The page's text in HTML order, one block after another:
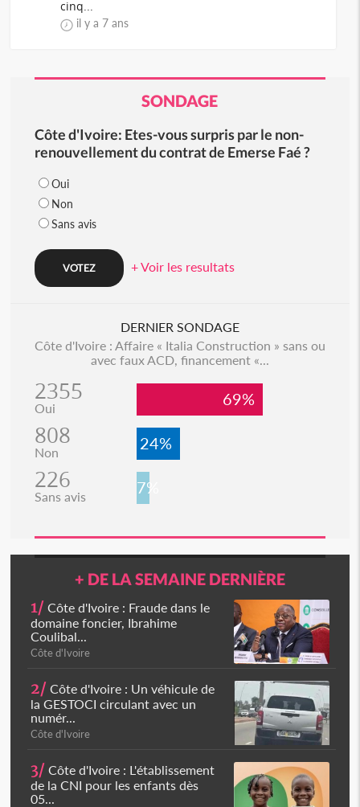
cinq...
il y a 7 ans
SONDAGE
Côte d'Ivoire: Etes-vous surpris par le non-
renouvellement du contrat de Emerse Faé ?
Oui
Non
Sans avis
+ Voir les resultats
DERNIER SONDAGE
Côte d'Ivoire : Affaire « Italia Construction » sans ou
avec faux ACD, financement «...
2355
Oui 69%
808
Non 24%
226
Sans avis 7%
+ DE LA SEMAINE DERNIÈRE
1/ Côte d'Ivoire : Fraude dans le
domaine foncier, Ibrahime
Coulibal...
Côte d'Ivoire
2/ Côte d'Ivoire : Un véhicule de
la GESTOCI circulant avec un
numér...
Côte d'Ivoire
3/ Côte d'Ivoire : L'établissement
de la CNI pour les enfants dès
05...